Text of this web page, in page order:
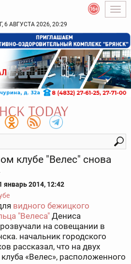
6 АВГУСТА 2026, 20:29
клубе "Велес" снова
январь 2014, 12:42
видного бежицкого
"Велеса" Дениса
на совещании в
начальник городского
рассказал, что на двух
«Велес», расположенного